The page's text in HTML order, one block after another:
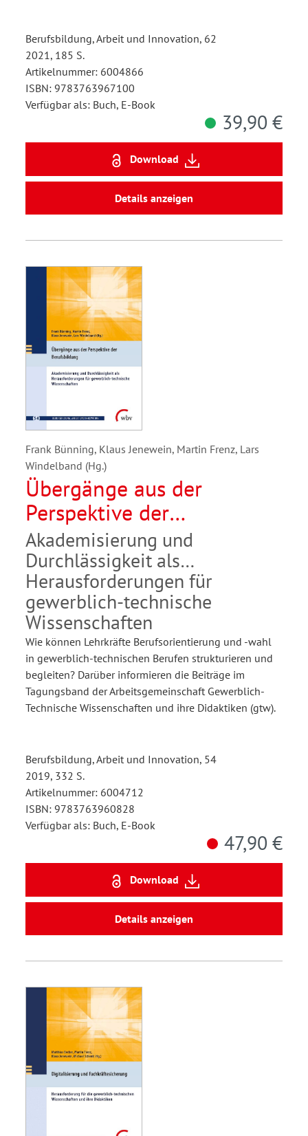
Berufsbildung, Arbeit und Innovation, 62
2021, 185 S.
Artikelnummer: 6004866
ISBN: 9783763967100
Verfügbar als: Buch, E-Book
39,90 €
Download
Details anzeigen
Frank Bünning, Klaus Jenewein, Martin Frenz, Lars
Windelband (Hg.)
Übergänge aus der
Perspektive der
Berufsbildung
Akademisierung und
Durchlässigkeit als
Herausforderungen für
gewerblich-technische
Wissenschaften
Wie können Lehrkräfte Berufsorientierung und -wahl
in gewerblich-technischen Berufen strukturieren und
begleiten? Darüber informieren die Beiträge im
Tagungsband der Arbeitsgemeinschaft Gewerblich-
Technische Wissenschaften und ihre Didaktiken (gtw).
Berufsbildung, Arbeit und Innovation, 54
2019, 332 S.
Artikelnummer: 6004712
ISBN: 9783763960828
Verfügbar als: Buch, E-Book
47,90 €
Download
Details anzeigen